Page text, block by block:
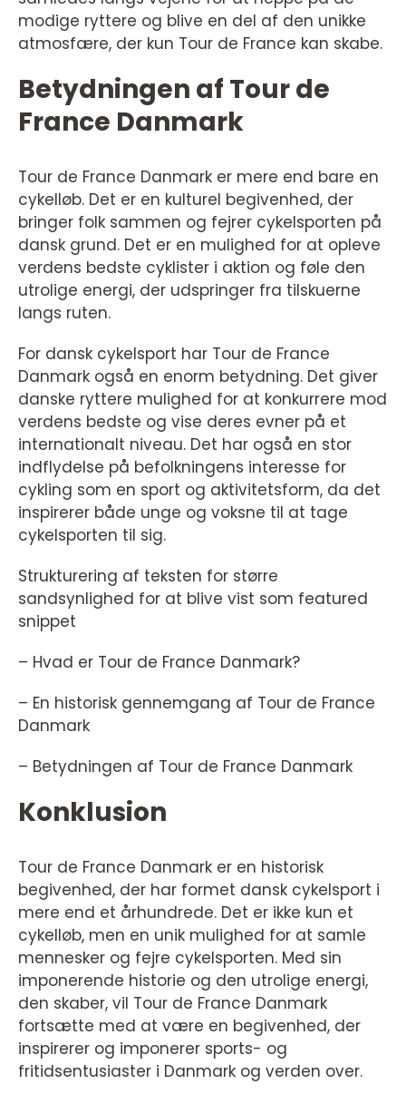
modige ryttere og blive en del af den unikke
atmosfære, der kun Tour de France kan skabe.
Betydningen af Tour de
France Danmark
Tour de France Danmark er mere end bare en
cykelløb. Det er en kulturel begivenhed, der
bringer folk sammen og fejrer cykelsporten på
dansk grund. Det er en mulighed for at opleve
verdens bedste cyklister i aktion og føle den
utrolige energi, der udspringer fra tilskuerne
langs ruten.
For dansk cykelsport har Tour de France
Danmark også en enorm betydning. Det giver
danske ryttere mulighed for at konkurrere mod
verdens bedste og vise deres evner på et
internationalt niveau. Det har også en stor
indflydelse på befolkningens interesse for
cykling som en sport og aktivitetsform, da det
inspirerer både unge og voksne til at tage
cykelsporten til sig.
Strukturering af teksten for større
sandsynlighed for at blive vist som featured
snippet
– Hvad er Tour de France Danmark?
– En historisk gennemgang af Tour de France
Danmark
– Betydningen af Tour de France Danmark
Konklusion
Tour de France Danmark er en historisk
begivenhed, der har formet dansk cykelsport i
mere end et århundrede. Det er ikke kun et
cykelløb, men en unik mulighed for at samle
mennesker og fejre cykelsporten. Med sin
imponerende historie og den utrolige energi,
den skaber, vil Tour de France Danmark
fortsætte med at være en begivenhed, der
inspirerer og imponerer sports- og
fritidsentusiaster i Danmark og verden over.